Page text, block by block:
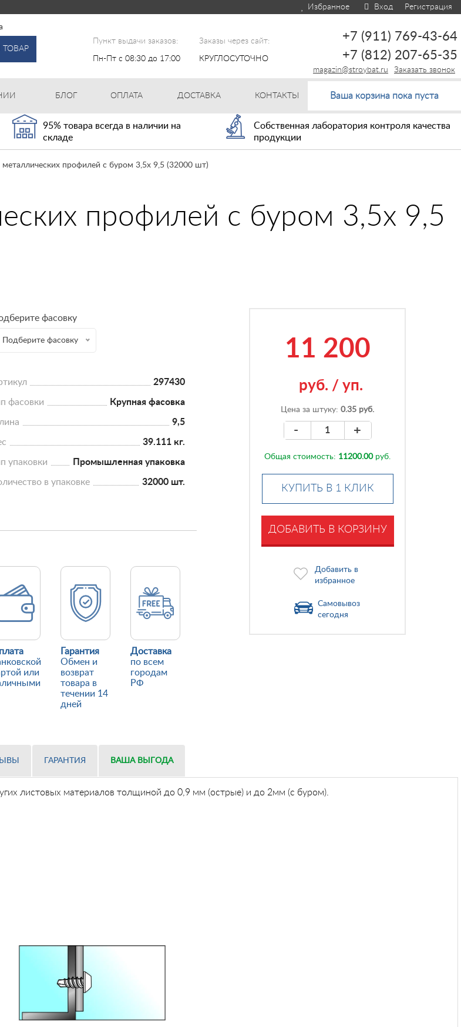
Избранное Вход Регистрация
ТОВАР
Пункт выдачи заказов:
Пн-Пт с 08:30 до 17:00
Заказы через сайт:
КРУГЛОСУТОЧНО
+7 (911) 769-43-64
+7 (812) 207-65-35
Заказать звонок
magazin@stroybat.ru
БЛОГ ОПЛАТА ДОСТАВКА КОНТАКТЫ Ваша корзина пока пуста
95% товара всегда в наличии на
складе
Собственная лаборатория контроля качества
продукции
профилей с буром 3,5х 9,5 (32000 шт)
профилей с буром 3,5х 9,5
фасовку
Подберите фасовку
297430
фасовки Крупная фасовка
9,5
39.111 кг.
упаковки Промышленная упаковка
в упаковке 32000 шт.
или
Гарантия
Обмен и
возврат
товара в
течении 14
дней
Доставка
по всем
городам
РФ
11 200
руб. / уп.
Цена за штуку:0.35 руб.
- +
Общая стоимость: 11200.00руб.
КУПИТЬ В 1 КЛИК
ДОБАВИТЬ В КОРЗИНУ
Добавить в
избранное
Самовывоз
сегодня
ГАРАНТИЯ ВАША ВЫГОДА
листовых материалов толщиной до 0,9 мм (острые) и до 2мм (с буром).